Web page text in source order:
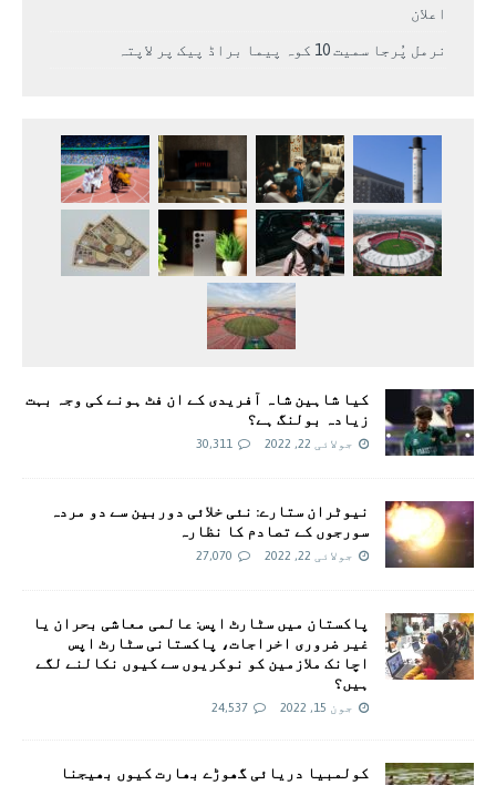
اعلان
نرمل پُرجا سمیت 10 کوہ پیما براڈ پیک پر لاپتہ
کیا شاہین شاہ آفریدی کے ان فٹ ہونے کی وجہ بہت
زیادہ بولنگ ہے؟
جولائی 22, 2022 30,311
نیوٹران ستارے: نئی خلائی دوربین سے دو مردہ
سورجوں کے تصادم کا نظارہ
جولائی 22, 2022 27,070
پاکستان میں سٹارٹ اپس: عالمی معاشی بحران یا
غیر ضروری اخراجات، پاکستانی سٹارٹ اپس
اچانک ملازمین کو نوکریوں سے کیوں نکالنے لگے
ہیں؟
جون 15, 2022 24,537
کولمبیا دریائی گھوڑے بھارت کیوں بھیجنا